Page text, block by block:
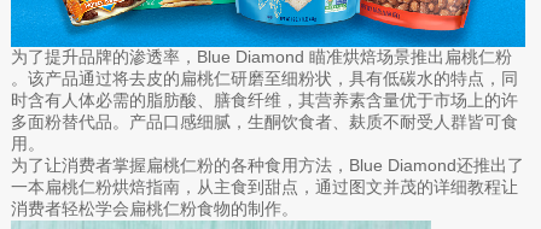
为了提升品牌的渗透率，Blue Diamond 瞄准烘焙场景推出扁桃仁粉
。该产品通过将去皮的扁桃仁研磨至细粉状，具有低碳水的特点，同
时含有人体必需的脂肪酸、膳食纤维，其营养素含量优于市场上的许
多面粉替代品。产品口感细腻，生酮饮食者、麸质不耐受人群皆可食
用。
为了让消费者掌握扁桃仁粉的各种食用方法，Blue Diamond还推出了
一本扁桃仁粉烘焙指南，从主食到甜点，通过图文并茂的详细教程让
消费者轻松学会扁桃仁粉食物的制作。